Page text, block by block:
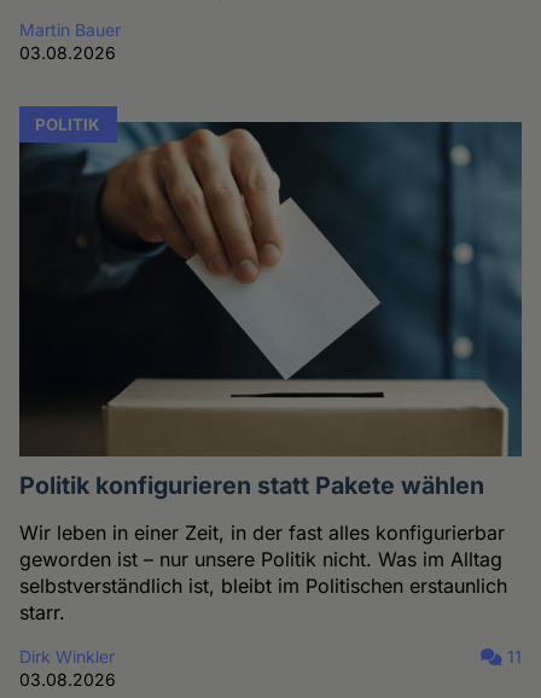
Martin Bauer
03.08.2026
POLITIK
Politik konfigurieren statt Pakete wählen
Wir leben in einer Zeit, in der fast alles konfigurierbar
geworden ist – nur unsere Politik nicht. Was im Alltag
selbstverständlich ist, bleibt im Politischen erstaunlich
starr.
Dirk Winkler
03.08.2026
11